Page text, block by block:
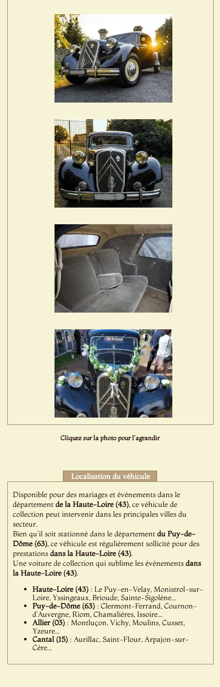
Cliquez sur la photo pour l'agrandir
Localisation du véhicule
Disponible pour des mariages et événements dans le
départementde la Haute-Loire (43), ce véhicule de
collection peut intervenir dans les principales villes du
secteur.
Bien qu’il soit stationné dans le départementdu Puy-de-
Dôme (63), ce véhicule est régulièrement sollicité pour des
prestationsdans la Haute-Loire (43).
Une voiture de collection qui sublime les événementsdans
la Haute-Loire (43).
Haute-Loire (43) : Le Puy-en-Velay, Monistrol-sur-
Loire, Yssingeaux, Brioude, Sainte-Sigolène...
Puy-de-Dôme (63) : Clermont-Ferrand, Cournon-
d'Auvergne, Riom, Chamalières, Issoire...
Allier (03) : Montluçon, Vichy, Moulins, Cusset,
Yzeure...
Cantal (15) : Aurillac, Saint-Flour, Arpajon-sur-
Cère...